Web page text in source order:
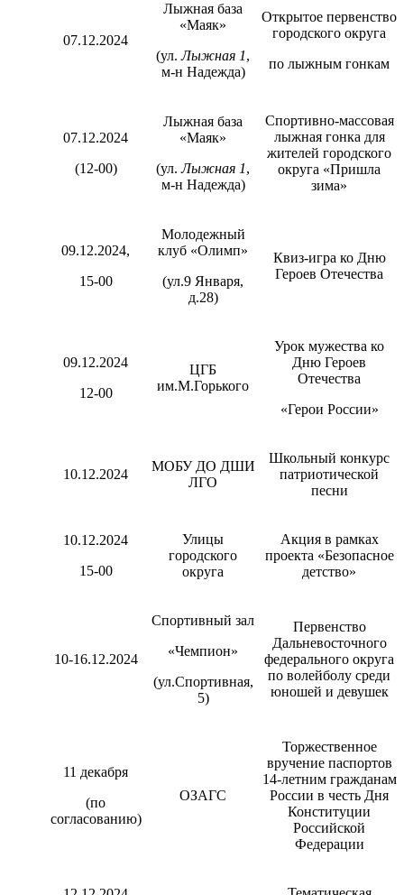
07.12.2024
Лыжная база
«Маяк»
(ул.Лыжная 1,
м-н Надежда)
Открытое первенство
городского округа
по лыжным гонкам
07.12.2024
(12-00)
Лыжная база
«Маяк»
(ул.Лыжная 1,
м-н Надежда)
Спортивно-массовая
лыжная гонка для
жителей городского
округа «Пришла
зима»
09.12.2024,
15-00
Молодежный
клуб «Олимп»
(ул.9 Января,
д.28)
Квиз-игра ко Дню
Героев Отечества
09.12.2024
12-00
ЦГБ
им.М.Горького
Урок мужества ко
Дню Героев
Отечества
«Герои России»
10.12.2024
МОБУ ДО ДШИ
ЛГО
Школьный конкурс
патриотической
песни
10.12.2024
15-00
Улицы
городского
округа
Акция в рамках
проекта «Безопасное
детство»
10-16.12.2024
Спортивный зал
«Чемпион»
(ул.Спортивная,
5)
Первенство
Дальневосточного
федерального округа
по волейболу среди
юношей и девушек
11 декабря
(по
согласованию)
ОЗАГС
Торжественное
вручение паспортов
14-летним гражданам
России в честь Дня
Конституции
Российской
Федерации